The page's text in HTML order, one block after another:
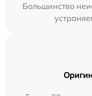
Большинство